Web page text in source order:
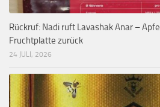
Rückruf: Nadi ruft Lavashak Anar –
Fruchtplatte zurück
24 JULI, 2026